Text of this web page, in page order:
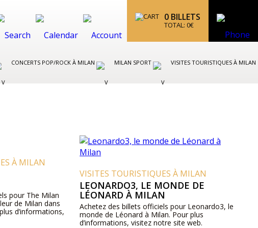
0 BILLETS
TOTAL: 0€
CONCERTS POP/ROCK À MILAN MILAN SPORT VISITES TOURISTIQUES À MILAN
À MILAN
pour The Milan
de Milan dans
d’informations,
VISITES TOURISTIQUES À MILAN
LEONARDO3, LE MONDE DE
LÉONARD À MILAN
Achetez des billets officiels pour Leonardo3, le
monde de Léonard à Milan. Pour plus
d’informations, visitez notre site web.